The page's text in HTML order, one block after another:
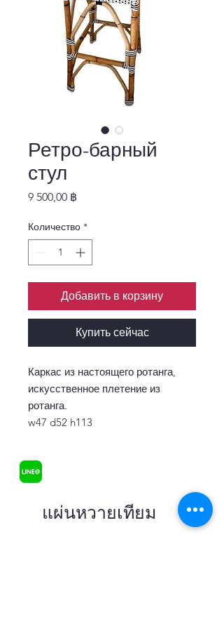
Ретро-барный
стул
9 500,00 ฿
Количество *
Добавить в корзину
Купить сейчас
Каркас из настоящего ротанга,
искусственное плетение из
ротанга.
w47 d52 h113
แผ่นหวายเทียม